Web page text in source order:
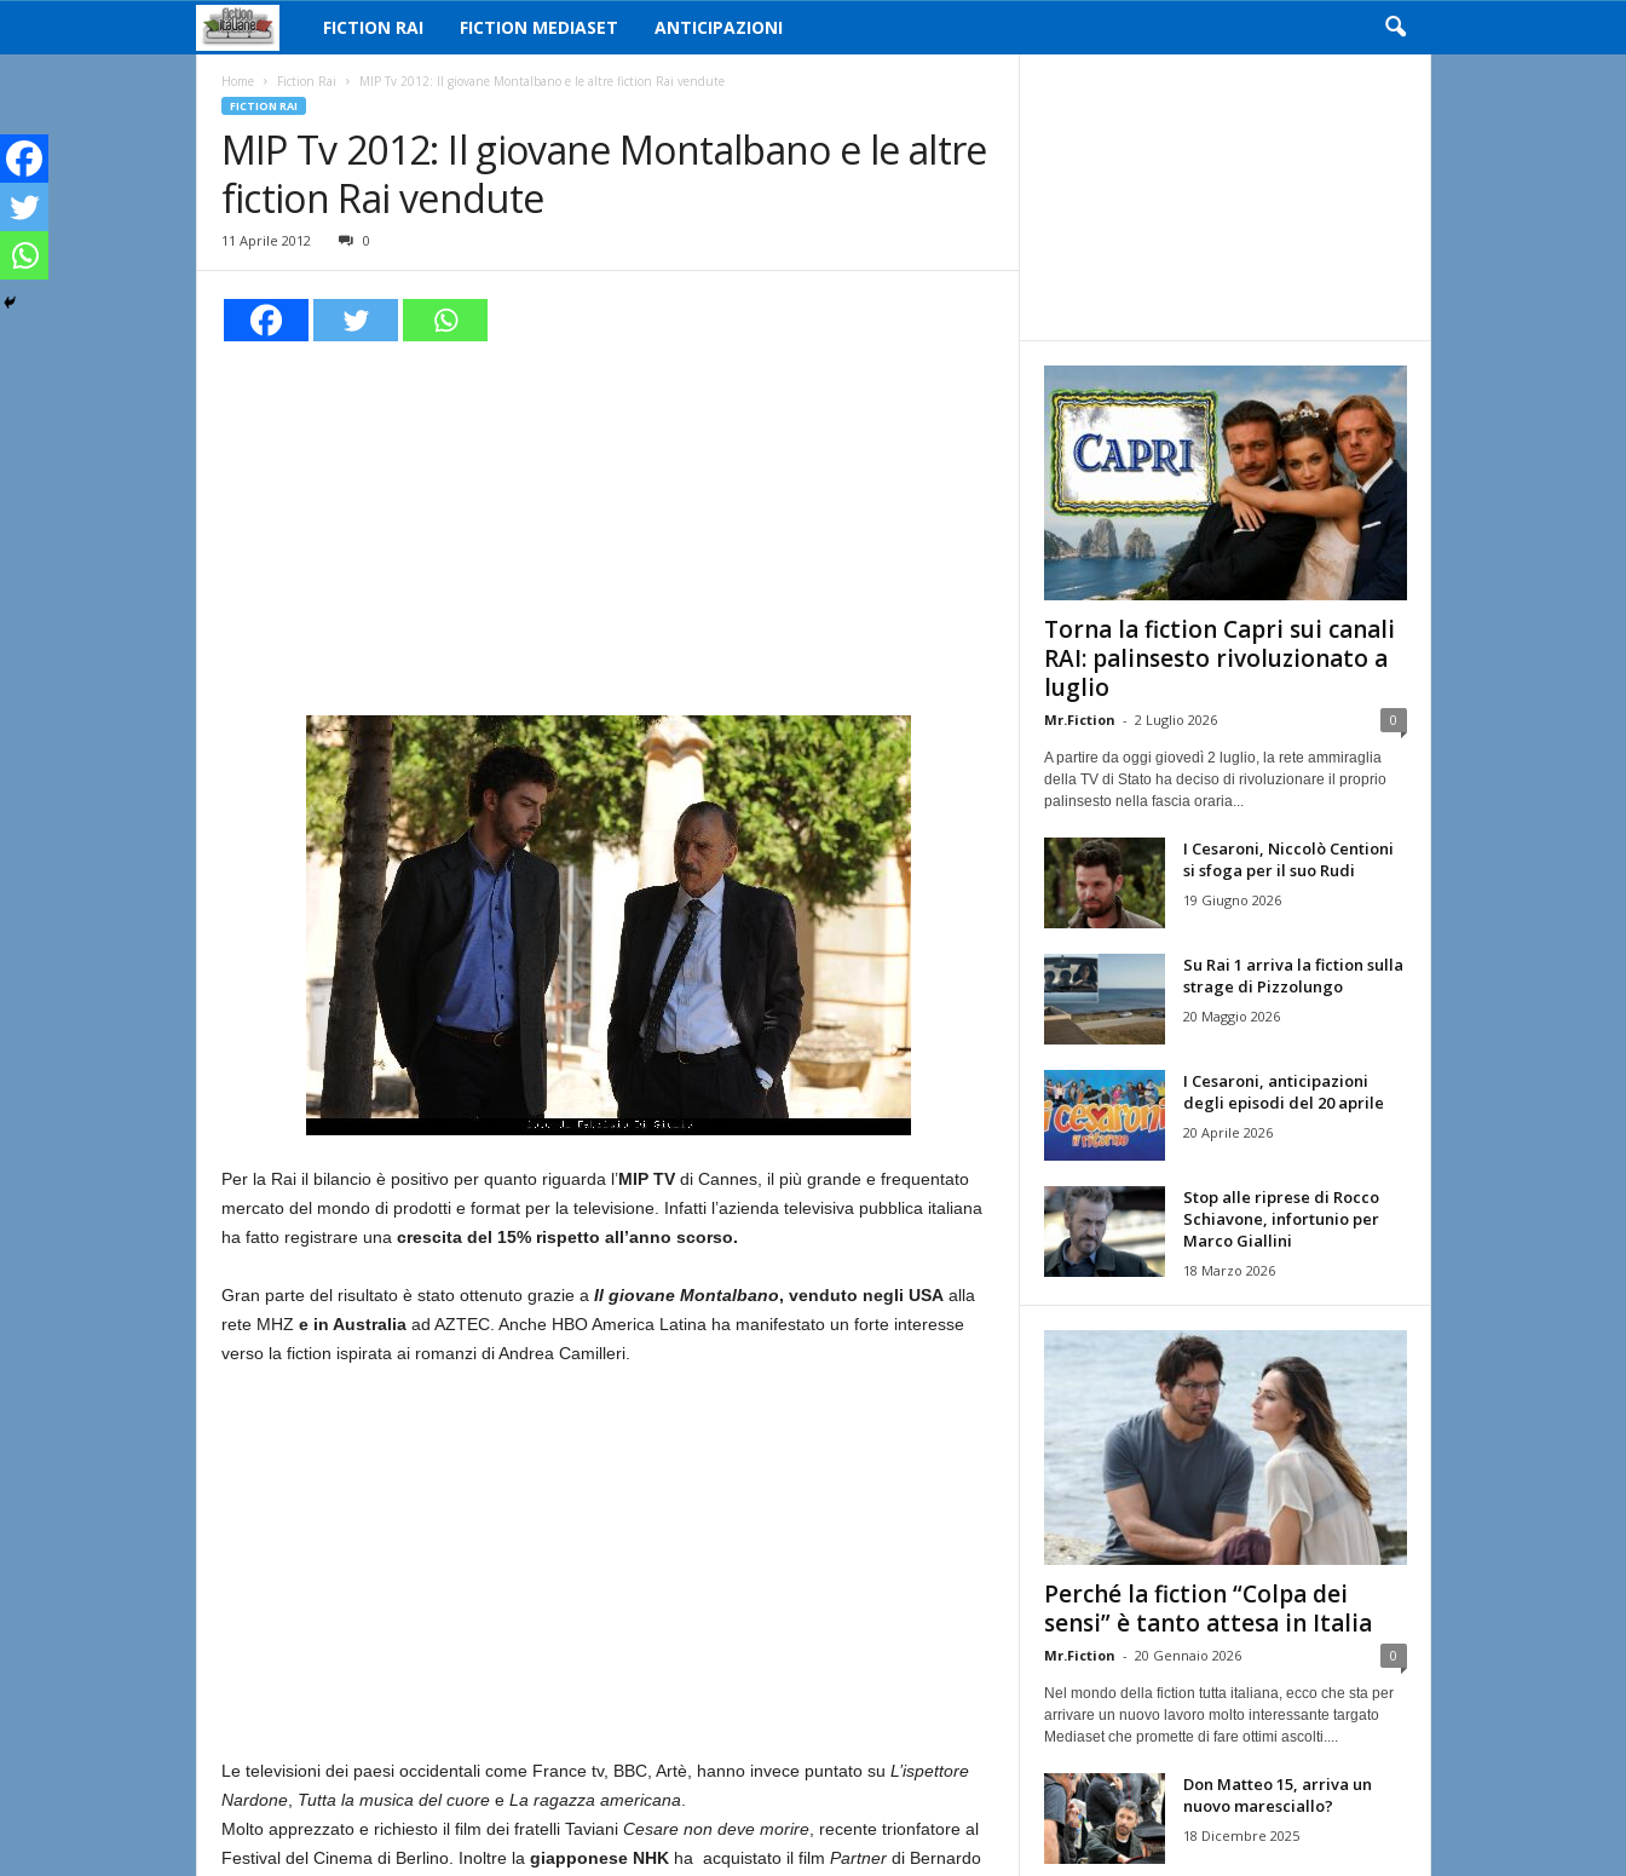
i
c
i
n
n
e
FICTION RAI FICTION MEDIASET ANTICIPAZIONI
Home Fiction Rai MIP Tv 2012: Il giovane Montalbano e le altre fiction Rai vendute
FICTION RAI
MIP Tv 2012: Il giovane Montalbano e le altre
fiction Rai vendute
11 Aprile 2012 0
Per la Rai il bilancio è positivo per quanto riguarda l’MIP TVdi Cannes, il più grande e frequentato
mercato del mondo di prodotti e format per la televisione. Infatti l’azienda televisiva pubblica italiana
ha fatto registrare una crescita del 15% rispetto all’anno scorso.
Gran parte del risultato è stato ottenuto grazie a Il giovane Montalbano, venduto negli USAalla
rete MHZ e in Australiaad AZTEC. Anche HBO America Latina ha manifestato un forte interesse
verso la fiction ispirata ai romanzi di Andrea Camilleri.
Le televisioni dei paesi occidentali come France tv, BBC, Artè, hanno invece puntato su L’ispettore
Nardone, Tutta la musica del cuoree La ragazza americana
Molto apprezzato e richiesto il film dei fratelli Taviani Cesare non deve morire, recente trionfatore al
Festival del Cinema di Berlino. Inoltre la giapponese NHKha acquistato il film Partnerdi Bernardo
Torna la fiction Capri sui canali
RAI: palinsesto rivoluzionato a
luglio
Mr.Fiction - 2 Luglio 2026 0
A partire da oggi giovedì 2 luglio, la rete ammiraglia
della TV di Stato ha deciso di rivoluzionare il proprio
palinsesto nella fascia oraria...
I Cesaroni, Niccolò Centioni
si sfoga per il suo Rudi
19 Giugno 2026
Su Rai 1 arriva la fiction sulla
strage di Pizzolungo
20 Maggio 2026
I Cesaroni, anticipazioni
degli episodi del 20 aprile
20 Aprile 2026
Stop alle riprese di Rocco
Schiavone, infortunio per
Marco Giallini
18 Marzo 2026
Perché la fiction “Colpa dei
sensi” è tanto attesa in Italia
Mr.Fiction - 20 Gennaio 2026 0
Nel mondo della fiction tutta italiana, ecco che sta per
arrivare un nuovo lavoro molto interessante targato
Mediaset che promette di fare ottimi ascolti....
Don Matteo 15, arriva un
nuovo maresciallo?
18 Dicembre 2025